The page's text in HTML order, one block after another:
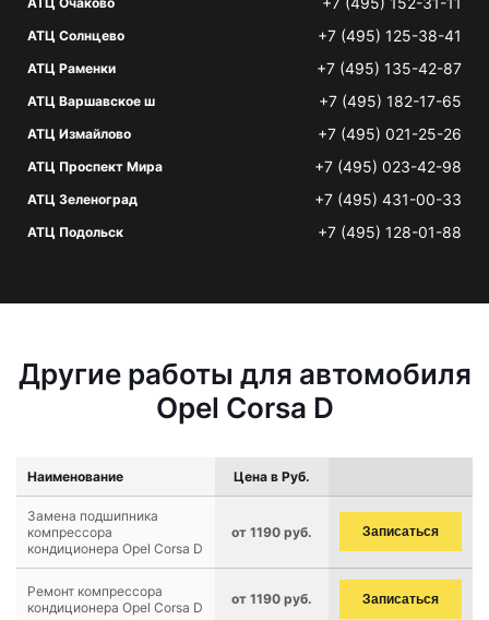
АТЦ Солнцево +7 (495) 125-38-41
АТЦ Раменки +7 (495) 135-42-87
АТЦ Варшавское ш +7 (495) 182-17-65
АТЦ Измайлово +7 (495) 021-25-26
АТЦ Проспект Мира +7 (495) 023-42-98
АТЦ Зеленоград +7 (495) 431-00-33
АТЦ Подольск +7 (495) 128-01-88
Другие работы для автомобиля
Opel Corsa D
Наименование Цена в Руб.
Замена подшипника
компрессора
кондиционера Opel Corsa D
от 1190 руб. Записаться
Ремонт компрессора
кондиционера Opel Corsa D
от 1190 руб. Записаться